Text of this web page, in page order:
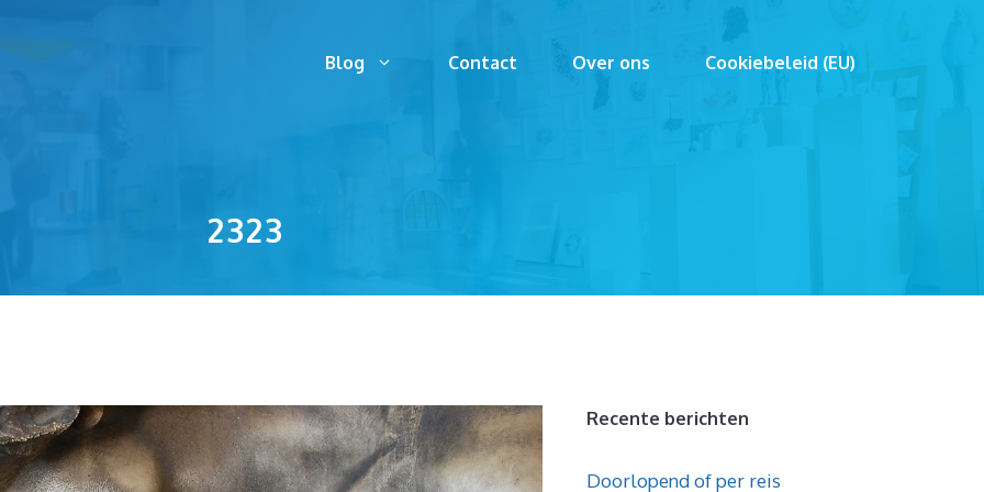
Blog Contact Over ons Cookiebeleid (EU)
2323
Recente berichten
Doorlopend of per reis